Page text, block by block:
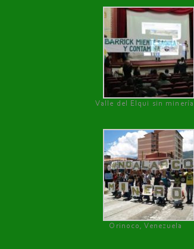
Valle del Elqui sin
Orinoco, Venezuela